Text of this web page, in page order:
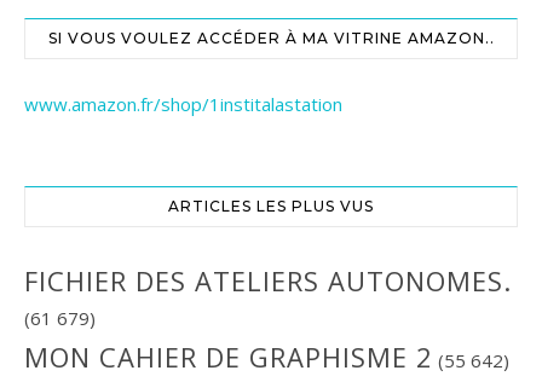
SI VOUS VOULEZ ACCÉDER À MA VITRINE AMAZON..
www.amazon.fr/shop/1institalastation
ARTICLES LES PLUS VUS
FICHIER DES ATELIERS AUTONOMES.
(61 679)
MON CAHIER DE GRAPHISME 2 (55 642)